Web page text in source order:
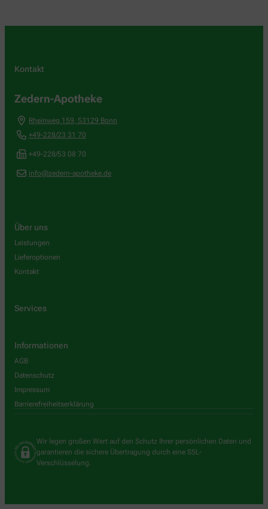
Kontakt
Zedern-Apotheke
Rheinweg 159, 53129 Bonn
+49-228/23 31 70
+49-228/53 08 70
info@zedern-apotheke.de
Über uns
Leistungen
Lieferoptionen
Kontakt
Services
Informationen
AGB
Datenschutz
Impressum
Barrierefreiheitserklärung
Wir legen großen Wert auf den Schutz Ihrer persönlichen Daten und
garantieren die sichere Übertragung durch eine SSL-
Verschlüsselung.